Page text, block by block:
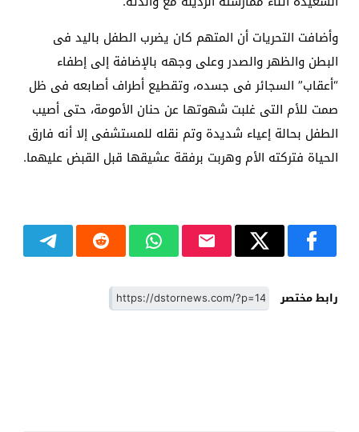
وأضافت التحريات أن المتهم كان يضرب الطفل باليد فى
البطن والظهر والصدر وعلى وجهه بالإضافة إلى إطفاء
“أعقاب” السجائر فى جسده، وتقطيع أطراف أصابعه فى ظل
صمت للأم التى غلبت شهوتها عن حنان الأمومة، حتى أصيب
الطفل بحالة إعياء شديدة وتم نقله للمستشفى إلا أنه فارق
الحياة فتركته الأم وهربت برفقة عشيقها قبل القبض عليهما.
رابط مختصر